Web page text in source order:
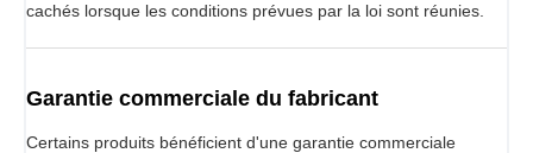
cachés lorsque les conditions prévues par la loi sont réunies.
Garantie commerciale du fabricant
Certains produits bénéficient d'une garantie commerciale